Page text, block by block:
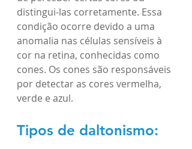
distingui-las corretamente. Essa
condição ocorre devido a uma
anomalia nas células sensíveis à
cor na retina, conhecidas como
cones. Os cones são responsáveis
por detectar as cores vermelha,
verde e azul.
Tipos de daltonismo: